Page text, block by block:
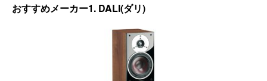
おすすめメーカー1. DALI(ダリ)